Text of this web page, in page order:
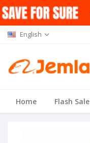
English
Home Flash Sale